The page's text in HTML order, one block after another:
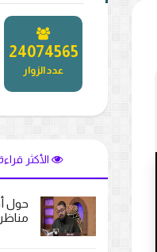
27295425
عدد الزوار
الأكثر
حول